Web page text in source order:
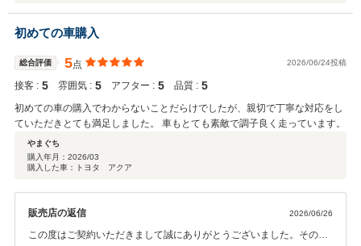
初めての車購入
総合評価 5点 2026/06/24投稿
接客 : 5 雰囲気 : 5 アフター : 5 品質 : 5
初めての車の購入でわからないことだらけでしたが、親切で丁寧な対応をし
ていただきとても満足しました。 車もとても素敵で調子良く走っています。
やまぐち
購入年月： 2026/03
購入した車：トヨタ アクア
販売店の返信 2026/06/26
この度はご契約いただきまして誠にありがとうございました。その後